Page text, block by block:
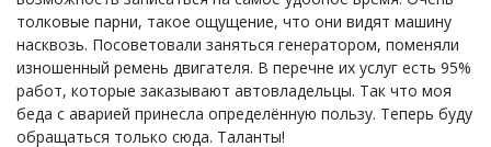
толковые парни, такое ощущение, что они видят машину
насквозь. Посоветовали заняться генератором, поменяли
изношенный ремень двигателя. В перечне их услуг есть 95%
работ, которые заказывают автовладельцы. Так что моя
беда с аварией принесла определённую пользу. Теперь буду
обращаться только сюда. Таланты!